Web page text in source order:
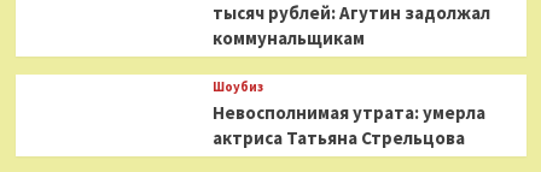
тысяч рублей: Агутин задолжал
коммунальщикам
Шоубиз
Невосполнимая утрата: умерла
актриса Татьяна Стрельцова